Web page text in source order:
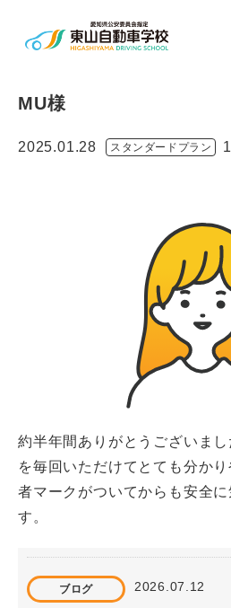
MU様
2025.01.28 スタンダードプラン
約半年間ありがとうございま
を毎回いただけてとても分か
者マークがついてからも安全
す。
ブログ 2026.07.12